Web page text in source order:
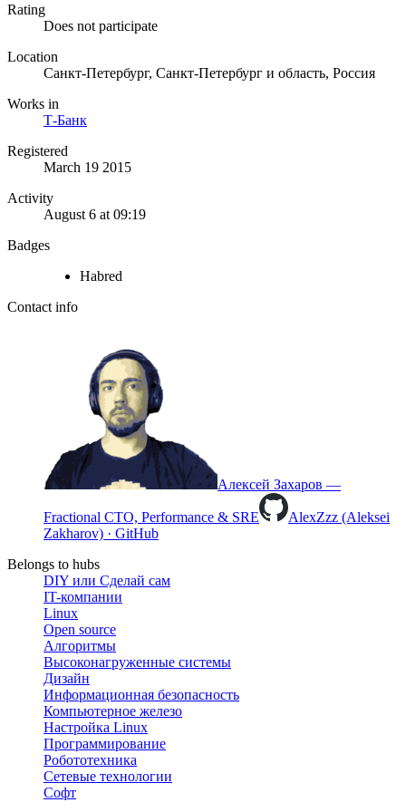
Rating
Does not participate
Location
Санкт-Петербург, Санкт-Петербург и область, Россия
Works in
Т-Банк
Registered
March 19 2015
Activity
August 6 at 09:19
Badges
Habred
Contact info
Алексей Захаров —
Fractional CTO, Performance & SRE
AlexZzz (Aleksei
Zakharov) · GitHub
Belongs to hubs
DIY или Сделай сам
IT-компании
Linux
Open source
Алгоритмы
Высоконагруженные системы
Дизайн
Информационная безопасность
Компьютерное железо
Настройка Linux
Программирование
Робототехника
Сетевые технологии
Софт